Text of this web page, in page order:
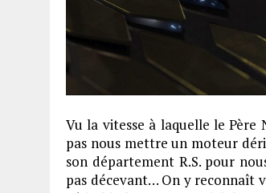
Vu la vitesse à laquelle le
pas nous mettre un moteur
son département R.S. pour
pas décevant… On y reconnaît